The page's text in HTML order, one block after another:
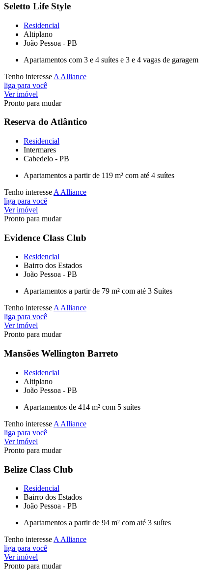
Seletto Life Style
Residencial
Altiplano
João Pessoa - PB
Apartamentos com 3 e 4 suítes e 3 e 4 vagas de garagem
Tenho interesse A Alliance
liga para você
Ver imóvel
Pronto para mudar
Reserva do Atlântico
Residencial
Intermares
Cabedelo - PB
Apartamentos a partir de 119 m² com até 4 suítes
Tenho interesse A Alliance
liga para você
Ver imóvel
Pronto para mudar
Evidence Class Club
Residencial
Bairro dos Estados
João Pessoa - PB
Apartamentos a partir de 79 m² com até 3 Suítes
Tenho interesseA Alliance
liga para você
Ver imóvel
Pronto para mudar
Mansões Wellington Barreto
Residencial
Altiplano
João Pessoa - PB
Apartamentos de 414 m² com 5 suítes
Tenho interesse A Alliance
liga para você
Ver imóvel
Pronto para mudar
Belize Class Club
Residencial
Bairro dos Estados
João Pessoa - PB
Apartamentos a partir de 94 m² com até 3 suítes
Tenho interesse A Alliance
liga para você
Ver imóvel
Pronto para mudar